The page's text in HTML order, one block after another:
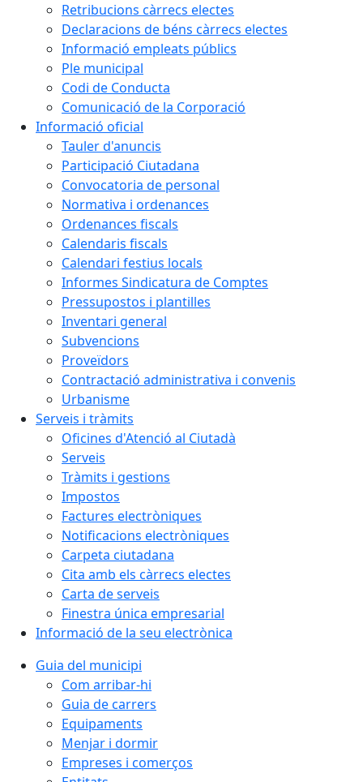
Retribucions càrrecs electes
Declaracions de béns càrrecs electes
Informació empleats públics
Ple municipal
Codi de Conducta
Comunicació de la Corporació
Informació oficial
Tauler d'anuncis
Participació Ciutadana
Convocatoria de personal
Normativa i ordenances
Ordenances fiscals
Calendaris fiscals
Calendari festius locals
Informes Sindicatura de Comptes
Pressupostos i plantilles
Inventari general
Subvencions
Proveïdors
Contractació administrativa i convenis
Urbanisme
Serveis i tràmits
Oficines d'Atenció al Ciutadà
Serveis
Tràmits i gestions
Impostos
Factures electròniques
Notificacions electròniques
Carpeta ciutadana
Cita amb els càrrecs electes
Carta de serveis
Finestra única empresarial
Informació de la seu electrònica
Guia del municipi
Com arribar-hi
Guia de carrers
Equipaments
Menjar i dormir
Empreses i comerços